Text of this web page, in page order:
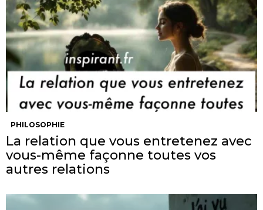
PHILOSOPHIE
La relation que vous entretenez avec
vous-même façonne toutes vos
autres relations